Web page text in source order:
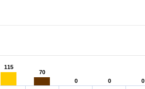
115
115
70
70
0
0 0
0 0
0